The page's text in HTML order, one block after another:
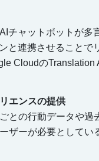
チャットボットが多
と連携させることで
Cloudの
エンスの提供
との行動データや
ザーが必要として